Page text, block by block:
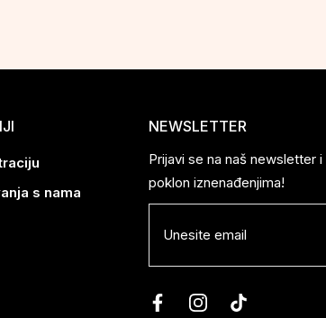
s nama
NEWSLETTER
Prijavi se na naš newsletter
poklon iznenađenjima!